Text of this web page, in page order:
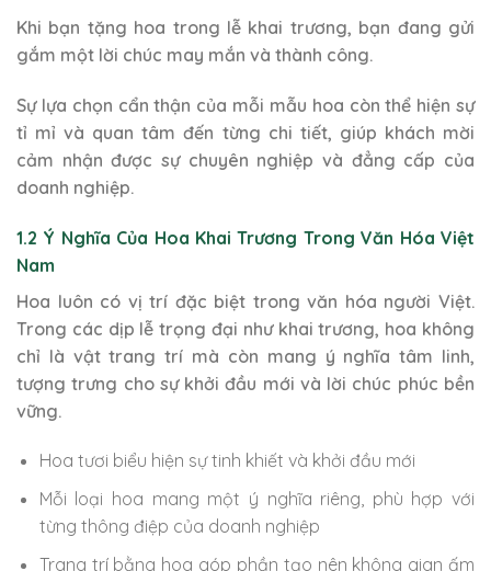
Khi bạn tặng hoa trong lễ khai trương, bạn đang gửi
gắm một lời chúc may mắn và thành công.
Sự lựa chọn cẩn thận của mỗi mẫu hoa còn thể hiện sự
tỉ mỉ và quan tâm đến từng chi tiết, giúp khách mời
cảm nhận được sự chuyên nghiệp và đẳng cấp của
doanh nghiệp.
1.2 Ý Nghĩa Của Hoa Khai Trương Trong Văn Hóa Việt
Nam
Hoa luôn có vị trí đặc biệt trong văn hóa người Việt.
Trong các dịp lễ trọng đại như khai trương, hoa không
chỉ là vật trang trí mà còn mang ý nghĩa tâm linh,
tượng trưng cho sự khởi đầu mới và lời chúc phúc bền
vững.
Hoa tươi biểu hiện sự tinh khiết và khởi đầu mới
Mỗi loại hoa mang một ý nghĩa riêng, phù hợp với
từng thông điệp của doanh nghiệp
Trang trí bằng hoa góp phần tạo nên không gian ấm